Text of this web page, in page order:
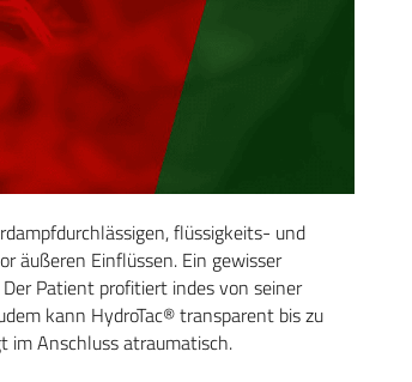
flüssigkeits- und
äußeren Einflüssen. Ein gewisser
Patient profitiert indes von seiner
kann HydroTac® transparent bis zu
im Anschluss atraumatisch.